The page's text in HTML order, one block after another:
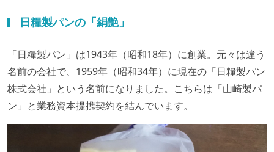
日糧製パンの「絹艶」
「日糧製パン」は1943年（昭和18年）に創業。元々は違う
名前の会社で、1959年（昭和34年）に現在の「日糧製パン
株式会社」という名前になりました。こちらは「山崎製パ
ン」と業務資本提携契約を結んでいます。